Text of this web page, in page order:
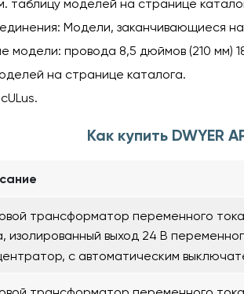
таблицу моделей на странице
Модели, заканчивающиеся
модели: провода 8,5 дюймов (210 мм)
на странице каталога.
Как купить DWYER
трансформатор переменного
изолированный выход 24 В
с автоматическим